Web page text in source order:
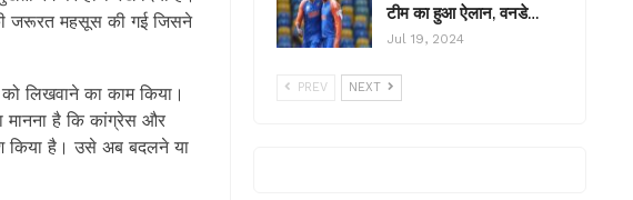
जरूरत महसूस की गई जिसने
लिखवाने का काम किया।
मानना है कि कांग्रेस और
किया है। उसे अब बदलने या
टीम का हुआ ऐलान, वनडे…
Jul 19, 2024
PREV NEXT